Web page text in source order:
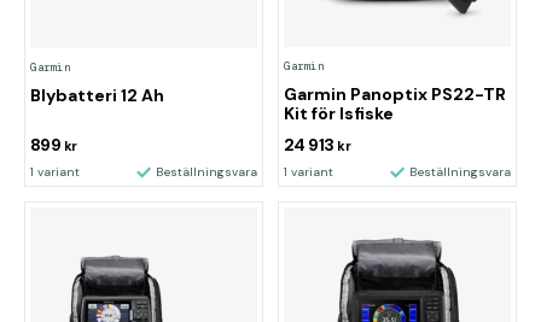
Garmin
Blybatteri 12 Ah
899 kr
1 variant Beställningsvara
Garmin
Garmin Panoptix PS22-TR
Kit för Isfiske
24 913 kr
1 variant Beställningsvara